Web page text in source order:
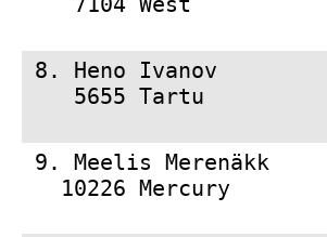
8. Heno Ivanov
5655 Tartu
9. Meelis Merenäkk
10226 Mercury